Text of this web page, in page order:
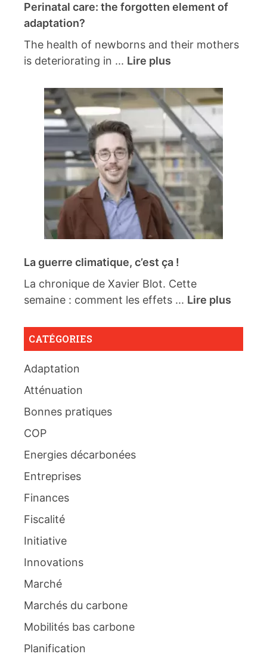
Perinatal care: the forgotten element of
adaptation?
The health of newborns and their mothers
is deteriorating in ... Lire plus
La guerre climatique, c’est ça !
La chronique de Xavier Blot. Cette
semaine : comment les effets ... Lire plus
CATÉGORIES
Adaptation
Atténuation
Bonnes pratiques
COP
Energies décarbonées
Entreprises
Finances
Fiscalité
Initiative
Innovations
Marché
Marchés du carbone
Mobilités bas carbone
Planification